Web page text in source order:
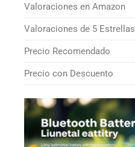
Valoraciones en Amazon
Valoraciones de 5 Estrellas
Precio Recomendado
Precio con Descuento